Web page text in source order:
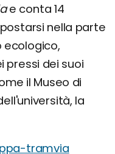
e conta 14
nella parte
pressi dei suoi
il Museo di
la
tramvia